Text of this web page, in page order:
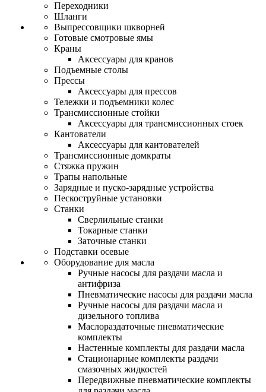
Переходники
Шланги
Выпрессовщики шкворней
Готовые смотровые ямы
Краны
Аксессуары для кранов
Подъемные столы
Прессы
Аксессуары для прессов
Тележки и подъемники колес
Трансмиссионные стойки
Аксессуары для трансмиссионных стоек
Кантователи
Аксессуары для кантователей
Трансмиссионные домкраты
Стяжка пружин
Трапы напольные
Зарядные и пуско-зарядные устройства
Пескоструйные установки
Станки
Сверлильные станки
Токарные станки
Заточные станки
Подставки осевые
Оборудование для масла
Ручные насосы для раздачи масла и
антифриза
Пневматические насосы для раздачи масла
Ручные насосы для раздачи масла и
дизельного топлива
Маслораздаточные пневматические
комплекты
Настенные комплекты для раздачи масла
Стационарные комплекты раздачи
смазочных жидкостей
Передвижные пневматические комплекты